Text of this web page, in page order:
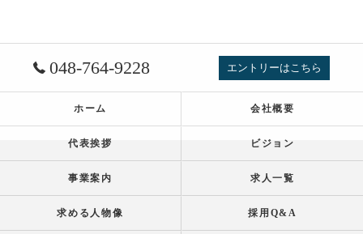
048-764-9228 エントリーはこちら
ホーム 会社概要
代表挨拶 ビジョン
事業案内 求人一覧
求める人物像 採用Q&A